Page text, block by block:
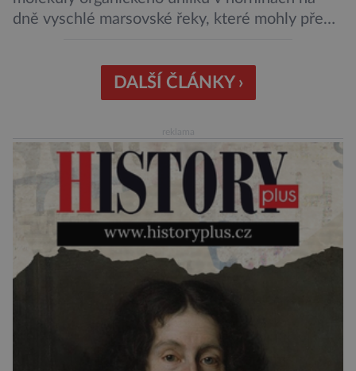
dně vyschlé marsovské řeky, které mohly před
Měření provedená přístrojem Sherloc,
umístěném na roveru Perseverance,
výchozů, což jsou vyhaslé podzemní lávové
proudy vystupující na povrch, sopky […]
DALŠÍ ČLÁNKY ›